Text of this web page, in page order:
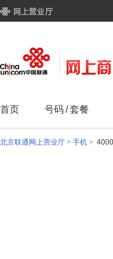
首页 号码/套餐
北京联通网上营业厅 > 手机 >